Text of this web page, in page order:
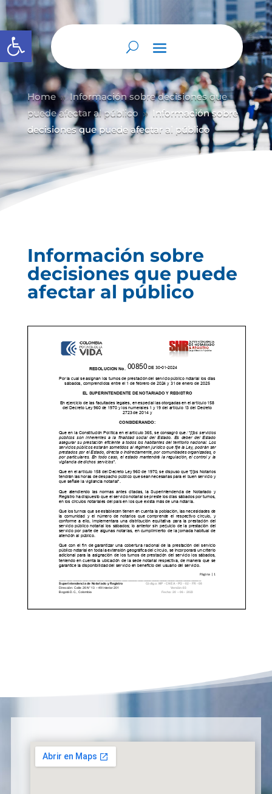
Abrir barra de herramientas
Home 9 Información sobre decisiones que
puede afectar al público 9 Información sobre
decisiones que puede afectar al público
Información sobre
decisiones que puede
afectar al público